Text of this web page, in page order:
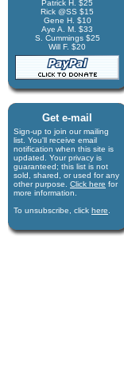
Patrick H. $25
Rick @SS $15
Gene H. $10
Aye A. M. $33
S. Cummings $25
Will F. $20
Get e-mail
Sign-up to join our mail­ing
list. You'll receive e­mail
notification when this site is
updated. Your privacy is
guaran­teed; this list is not
sold, shared, or used for any
other purpose. Click here for
more infor­mation.
To unsubscribe, click here